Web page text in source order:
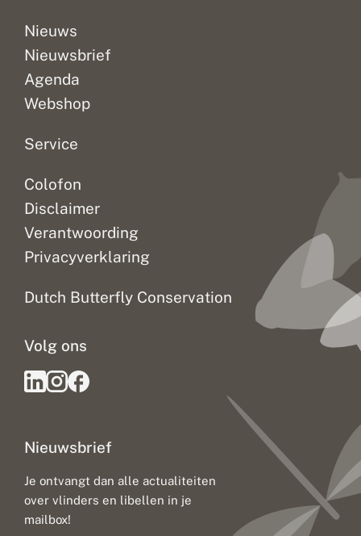
Nieuws
Nieuwsbrief
Agenda
Webshop
Service
Colofon
Disclaimer
Verantwoording
Privacyverklaring
Dutch Butterfly Conservation
Nieuwsbrief
Je ontvangt dan alle actualiteiten
over vlinders en libellen in je
mailbox!
Volg ons